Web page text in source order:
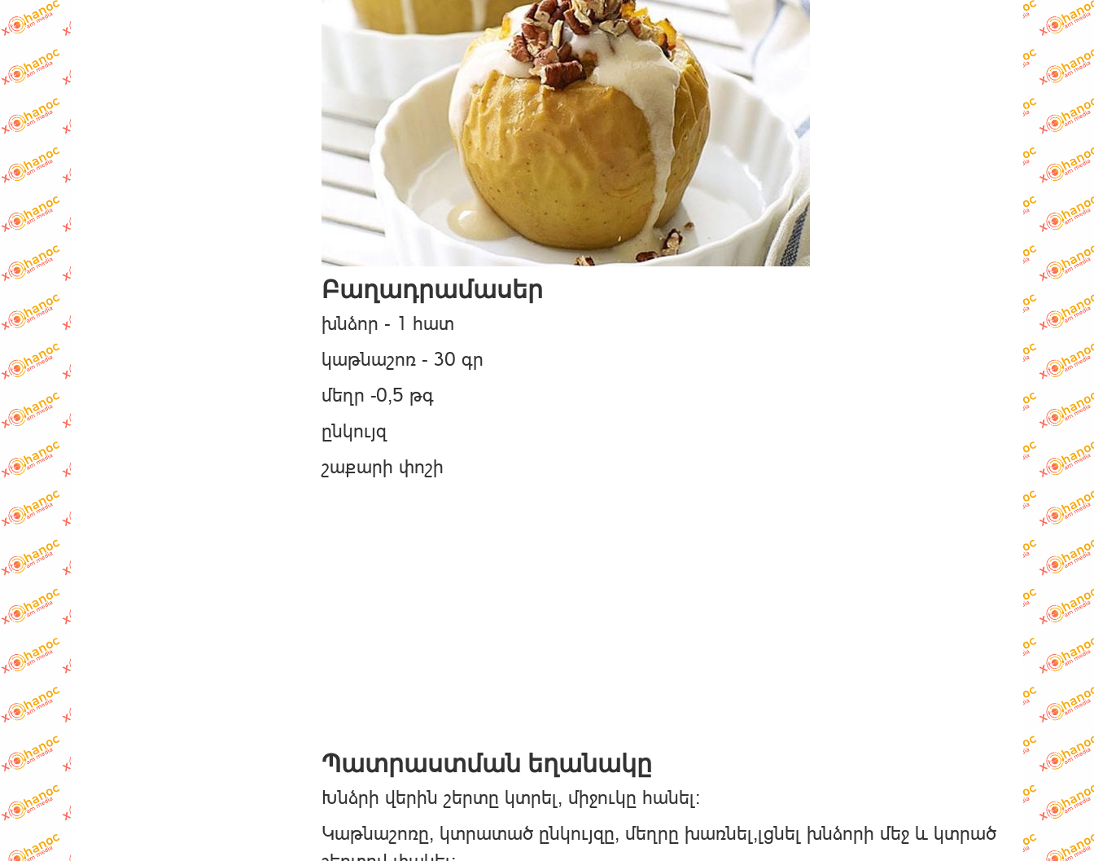
Բաղադրամասեր
խնձոր - 1 հատ
կաթնաշոռ - 30 գր
մեղր -0,5 թգ
ընկույզ
շաքարի փոշի
Պատրաստման եղանակը
Խնձրի վերին շերտը կտրել, միջուկը հանել:
Կաթնաշոռը, կտրատած ընկույզը, մեղրը խառնել,լցնել խնձորի մեջ և կտրած